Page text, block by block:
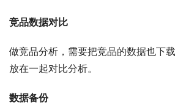
竞品数据对比
做竞品分析，需要把竞品的数据也下
放在一起对比分析。
数据备份